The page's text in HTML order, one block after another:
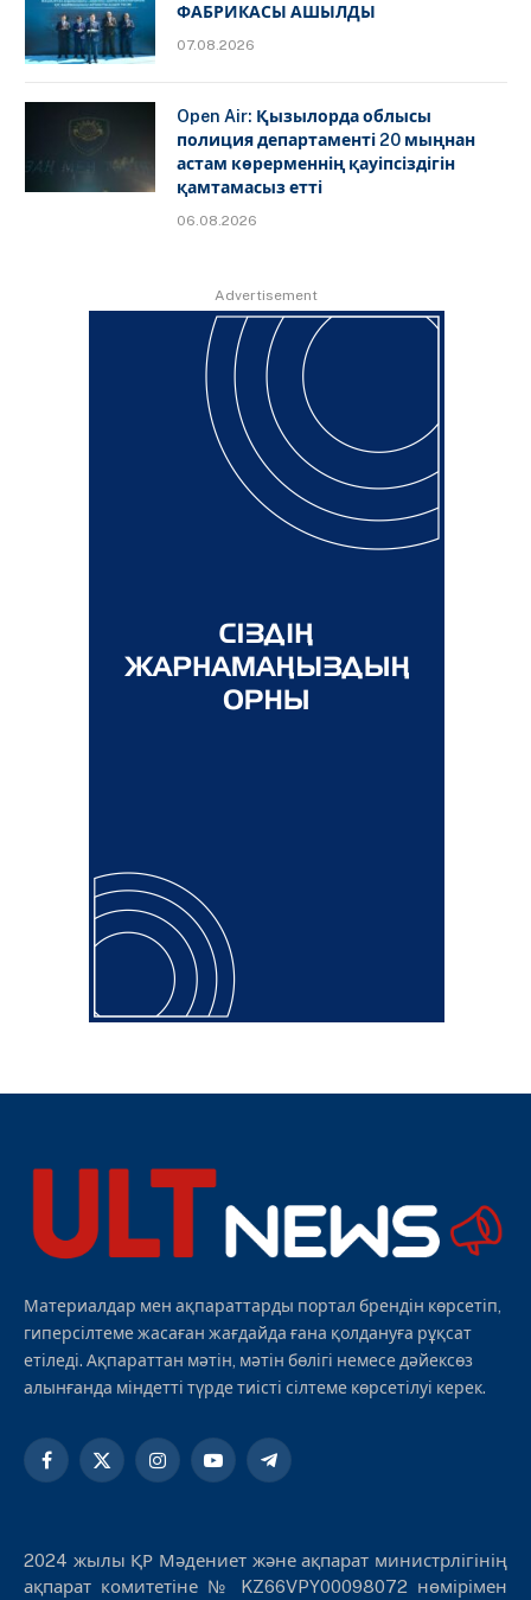
ФАБРИКАСЫ АШЫЛДЫ
07.08.2026
Open Air: Қызылорда облысы
полиция департаменті 20 мыңнан
астам көрерменнің қауіпсіздігін
қамтамасыз етті
06.08.2026
Advertisement
Материалдар мен ақпараттарды портал брендін көрсетіп,
гиперсілтеме жасаған жағдайда ғана қолдануға рұқсат
етіледі. Ақпараттан мәтін, мәтін бөлігі немесе дәйексөз
алынғанда міндетті түрде тиісті сілтеме көрсетілуі керек.
Facebook
X
InstagramYouTubeTelegram
2024 жылы ҚР Мәдениет және ақпарат министрлігінің
ақпарат комитетіне № KZ66VPY00098072 нөмірімен